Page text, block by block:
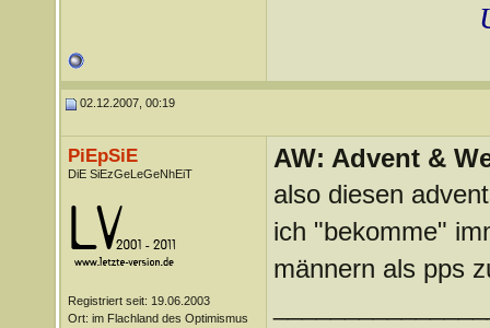
02.12.2007, 00:19
PiEpSiE
DiE SiEzGeLeGeNhEiT
Registriert seit: 19.06.2003
Ort: im Flachland des Optimismus
AW: Advent &
also diesen
ich "bekomme"
männern als pps